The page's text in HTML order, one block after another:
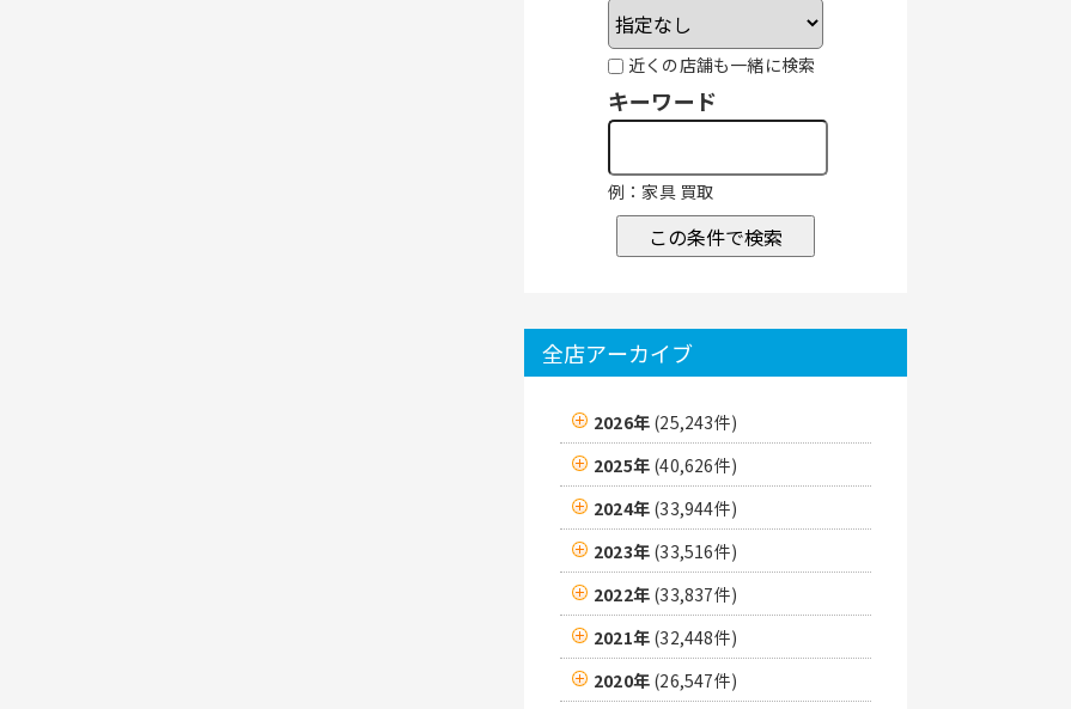
近くの店舗も一緒に検索
キーワード
例：家具 買取
この条件で検索
全店アーカイブ
2026年 (25,243件)
2025年 (40,626件)
2024年 (33,944件)
2023年 (33,516件)
2022年 (33,837件)
2021年 (32,448件)
2020年 (26,547件)